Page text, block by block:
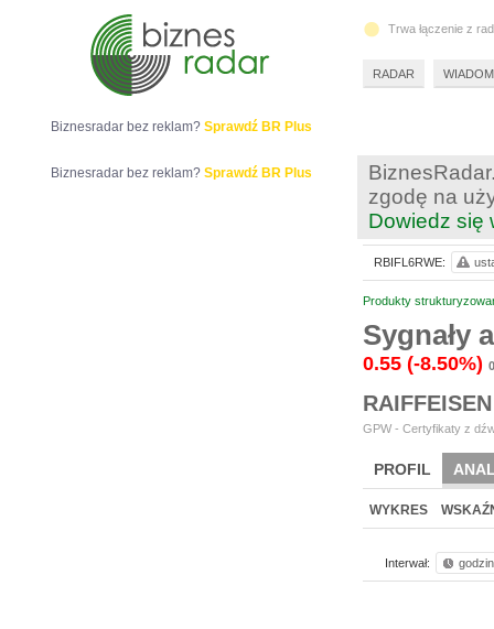
zgodę na
Dowiedz się
Produkty
Sygnały
0.55 (-8.50%)
GPW - Certyfikaty z
PROFIL
WYKRES
Interwał:
RBIFL6RWE:
Biznesradar bez reklam? Sprawdź BR Plus
Biznesradar bez reklam? Sprawdź BR Plus
Trwa łączenie z
RADAR